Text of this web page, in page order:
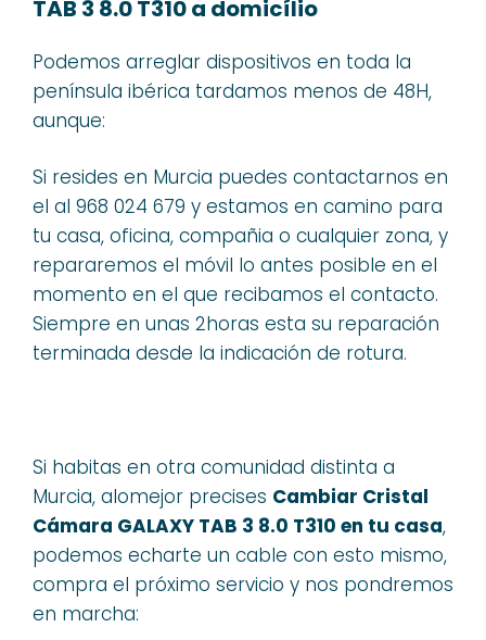
TAB 3 8.0 T310 a domicílio
Podemos arreglar dispositivos en toda la
península ibérica tardamos menos de 48H,
aunque:
Si resides en Murcia puedes contactarnos en
el al 968 024 679 y estamos en camino para
tu casa, oficina, compañia o cualquier zona, y
repararemos el móvil lo antes posible en el
momento en el que recibamos el contacto.
Siempre en unas 2horas esta su reparación
terminada desde la indicación de rotura.
Si habitas en otra comunidad distinta a
Murcia, alomejor precises Cambiar Cristal
Cámara GALAXY TAB 3 8.0 T310 en tu casa,
podemos echarte un cable con esto mismo,
compra el próximo servicio y nos pondremos
en marcha: